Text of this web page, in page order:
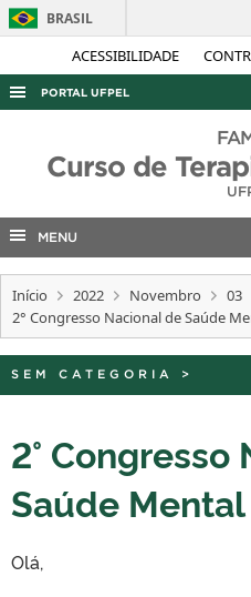
ACESSIBILIDADE
BRASIL
PORTAL UFPEL
AUDITORIA
CONCURSOS
INTERNACIONAL
OUVIDORIA
PORTARIAS
Curso de
MENU
Início 2022 Novembro
03
2° Congresso Nacional de Saúde
SEM CATEGORIA >
2°
Saúde
Olá,